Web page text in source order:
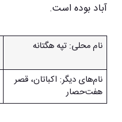
آباد بوده است.
نام محلی: تپه هگتانه
نام‌های دیگر: اکباتان، قصر
هفت‌حصار